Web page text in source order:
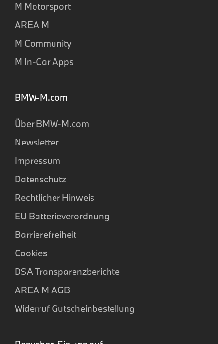
M Motorsport
AREA M
M Community
M In-Car Apps
BMW-M.com
Über BMW-M.com
Newsletter
Impressum
Datenschutz
Rechtlicher Hinweis
EU Batterieverordnung
Barrierefreiheit
Cookies
DSA Transparenzberichte
AREA M AGB
Widerruf Gutscheinbestellung